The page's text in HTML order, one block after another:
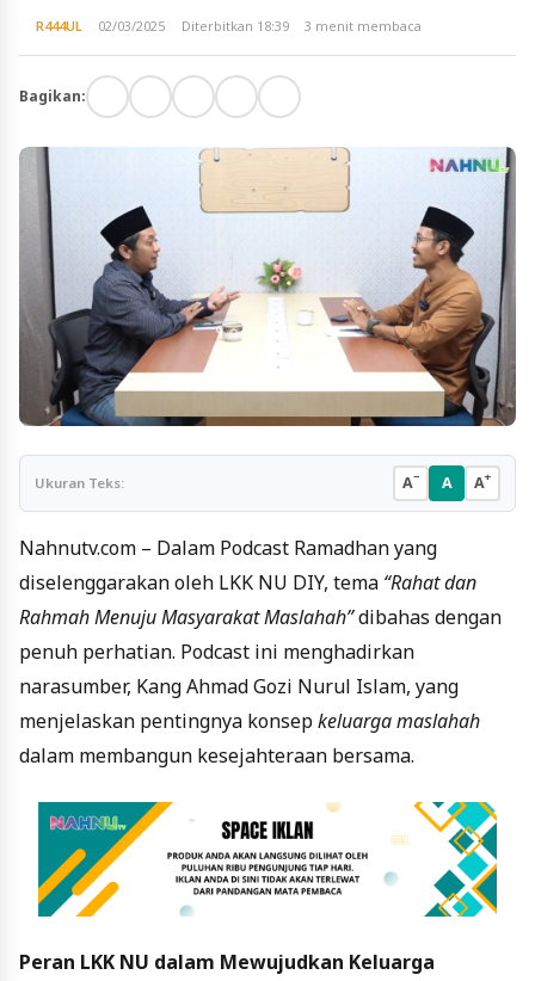
R444UL 02/03/2025 Diterbitkan 18:39 3 menit membaca
Bagikan:
Ukuran Teks: A− A A+
Nahnutv.com – Dalam Podcast Ramadhan yang
diselenggarakan oleh LKK NU DIY, tema “Rahat dan
Rahmah Menuju Masyarakat Maslahah”dibahas dengan
penuh perhatian. Podcast ini menghadirkan
narasumber, Kang Ahmad Gozi Nurul Islam, yang
menjelaskan pentingnya konsepkeluarga maslahah
dalam membangun kesejahteraan bersama.
Peran LKK NU dalam Mewujudkan Keluarga